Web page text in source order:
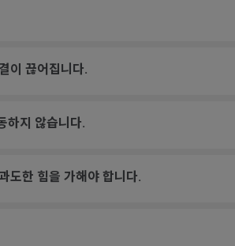
이 끊어집니다.
하지 않습니다.
도한 힘을 가해야 합니다.